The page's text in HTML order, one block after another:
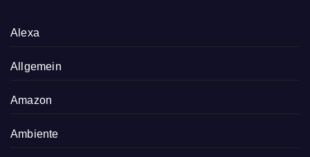
Alexa
Allgemein
Amazon
Ambiente